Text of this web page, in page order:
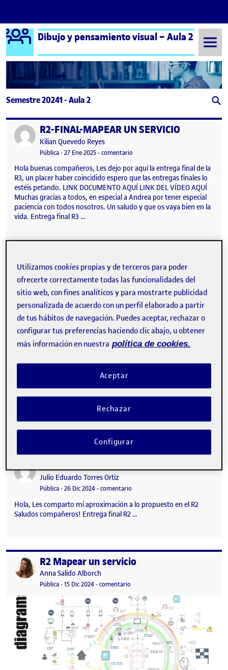
Saltar al contenido
Logo Ágora
Dibujo y pensamiento visual – Aula 2
Semestre 20241 - Aula 2
Publicado porR2-FINAL-MAPEAR UN SERVICIO
Publicado por
Kilian Quevedo Reyes
Visibilidad:
Pública-Fecha de publicación
27 Ene 2025-comentario
Hola buenas compañeros, Les dejo por aquí la entrega final de la
R3, un placer haber coincidido espero que las entregas finales lo
estéis petando. LINK DOCUMENTO AQUÍ LINK DEL VÍDEO AQUÍ
Muchas gracias a todos, en especial a Andrea por tener especial
paciencia con todos nosotros. Un saludo y que os vaya bien en la
vida. Entrega final R3 …
Publicado porEntrega parcial R3
Publicado por
Julio Eduardo Torres Ortiz
Pública 11 Ene 2025- comentario
Hola, les comparto el trabajo que realicé para la entrega parcial
del R3. Saludos! Entrega parcial R3 …
RETO 3 – PARCIAL
Kilian Quevedo Reyes
Fecha de publicación7 enero, 2025 11:08 am
comentario
Hola buenas a tod@s, feliz año y espero que estén bien y que sus
deseos se cumplan para este año. Dejo aquí mi parcial del Reto 3.
Reto 2 – Julio Torres
Publicado por
Julio Eduardo Torres Ortiz
Visibilidad:
Pública-Fecha de publicación
26 Dic 202426 diciembre, 2024 11:48 pm
-comentario
Hola, Les comparto mi aproximación a lo propuesto en el R2
Saludos compañeros! Entrega final R2 …
Publicado porR2 Mapear un servicio
Publicado por
Anna Salido Alborch
Visibilidad:
Pública-Fecha de publicación
15 Dic 202415 diciembre, 2024 12:23 pm
-comentario
Utilizamoscookies propias y de terceros para poder
ofrecerte correctamente todas las funcionalidades del
sitio web, con fines analíticos y para mostrarte publicidad
personalizada de acuerdo con un perfil elaborado a partir
de tus hábitos de navegación. Puedes aceptar, rechazar o
configurar tus preferencias haciendo clic abajo, u obtener
más información en nuestra política de cookies.
Rechazar
Aceptar
Configurar